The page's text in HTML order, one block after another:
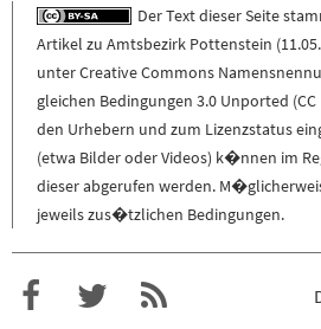
Der Text dieser Seite
Artikel zu Amtsbezirk Pottenstein (
unterCreative Commons
gleichen Bedingungen 3.0 Unported (CC
den Urhebern und zum Lizenzstatus
(etwa Bilder oder Videos) k�nnen im
dieser abgerufen werden.
jeweils zus�tzlichen Bedingungen.